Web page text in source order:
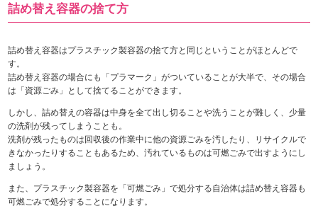
詰め替え容器の捨て方
詰め替え容器はプラスチック製容器の捨て方と同じということがほとんどで
す。
詰め替え容器の場合にも「プラマーク」がついていることが大半で、その場合
は「資源ごみ」として捨てることができます。
しかし、詰め替えの容器は中身を全て出し切ることや洗うことが難しく、少量
の洗剤が残ってしまうことも。
洗剤が残ったものは回収後の作業中に他の資源ごみを汚したり、リサイクルで
きなかったりすることもあるため、汚れているものは可燃ごみで出すようにし
ましょう。
また、プラスチック製容器を「可燃ごみ」で処分する自治体は詰め替え容器も
可燃ごみで処分することになります。